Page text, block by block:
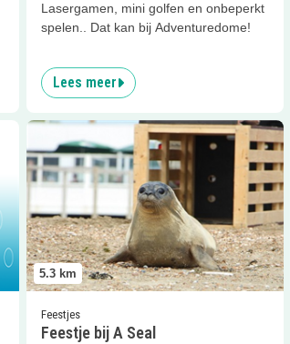
Lasergamen, mini golfen en onbeperkt
spelen.. Dat kan bij Adventuredome!
Lees meer
5.3 km
Feestjes
Feestje bij A Seal
Lees meer Feestje bij A Seal